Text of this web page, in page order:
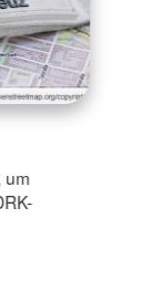
um